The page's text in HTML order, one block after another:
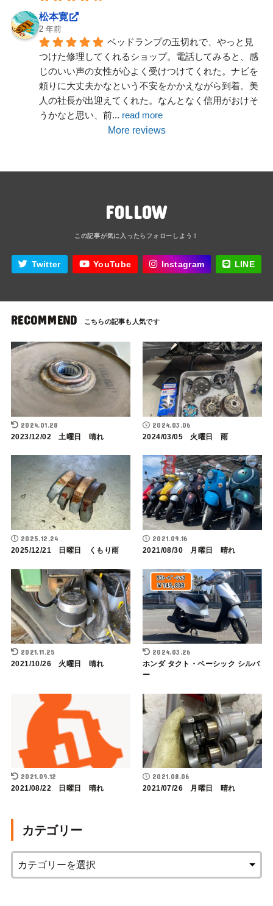
松本寛
2 年前
ベッドランプの玉切れで、やっと見
つけた修理してくれるショップ。電話してみると、感
じのいい声の女性が心よく受けつけてくれた。ナビを
頼りに大丈夫かなという不安をかかえながら到着。美
人の社長が出迎えてくれた。なんとなく信用がおけそ
うかなと思い、前... read more
More reviews
FOLLOW
Twitter YouTube Instagram LINE
RECOMMEND
2024.01.28
2023/12/02 土曜日 晴れ
2024.03.06
2024/03/05 火曜日 雨
2025.12.24
2025/12/21 日曜日 くもり雨
2021.09.16
2021/08/30 月曜日 晴れ
2021.11.25
2021/10/26 火曜日 晴れ
2024.03.26
ホンダ タクト・ベーシック シルバ
ー
2021.09.12
2021/08/22 日曜日 晴れ
2021.08.06
2021/07/26 月曜日 晴れ
カテゴリー